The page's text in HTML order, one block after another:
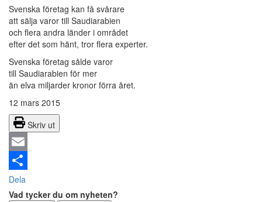
Svenska företag kan få svårare
att sälja varor till Saudiarabien
och flera andra länder i området
efter det som hänt, tror flera experter.
Svenska företag sålde varor
till Saudiarabien för mer
än elva miljarder kronor förra året.
12 mars 2015
Skriv ut
Email
Dela
Vad tycker du om nyheten?